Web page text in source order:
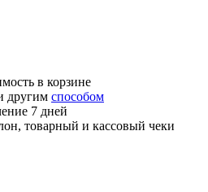
в корзине
другим способом
7 дней
товарный и кассовый чеки